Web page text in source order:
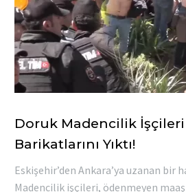
Doruk Madencilik
Barikatlarını Yıktı!
Eskişehir’den Ankara’ya uzanan bir
Madencilik işçileri, ödenmeyen